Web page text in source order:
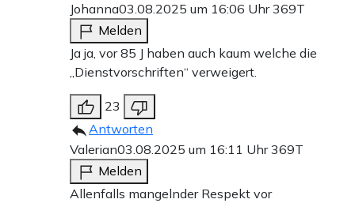
Johanna03.08.2025 um 16:06 Uhr369T
Melden
Ja ja, vor 85 J haben auch kaum welche die
„Dienstvorschriften“ verweigert.
23
Antworten
Valerian03.08.2025 um 16:11 Uhr369T
Melden
Allenfalls mangelnder Respekt vor